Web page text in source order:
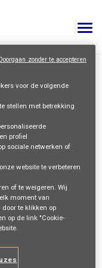
NEDERLANDS
voorbehouden
voor de volgende
stellen met betrekking
profiel
sociale netwerken of
website te verbeteren
of te weigeren. Wij
moment van
te klikken op
op de link "Cookie-
Doorgaan zonder te accepteren